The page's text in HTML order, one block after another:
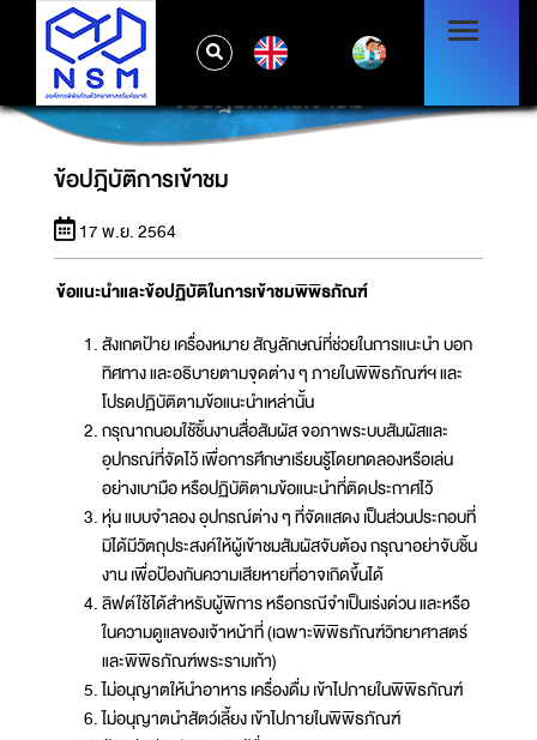
ข้อปฎิบัติการเข้าชม
ข้อปฎิบัติการเข้าชม
17 พ.ย. 2564
ข้อแนะนำและข้อปฏิบัติในการเข้าชมพิพิธภัณฑ์
สังเกตป้าย เครื่องหมาย สัญลักษณ์ที่ช่วยในการแนะนำ บอก
ทิศทาง และอธิบายตามจุดต่าง ๆ ภายในพิพิธภัณฑ์ฯ และ
โปรดปฏิบัติตามข้อแนะนำเหล่านั้น
กรุณาถนอมใช้ชิ้นงานสื่อสัมผัส จอภาพระบบสัมผัสและ
อุปกรณ์ที่จัดไว้ เพื่อการศึกษาเรียนรู้โดยทดลองหรือเล่น
อย่างเบามือ หรือปฏิบัติตามข้อแนะนำที่ติดประกาศไว้
หุ่น แบบจำลอง อุปกรณ์ต่าง ๆ ที่จัดแสดง เป็นส่วนประกอบที่
มิได้มีวัตถุประสงค์ให้ผู้เข้าชมสัมผัสจับต้อง กรุณาอย่าจับชิ้น
งาน เพื่อป้องกันความเสียหายที่อาจเกิดขึ้นได้
ลิฟต์ใช้ได้สำหรับผู้พิการ หรือกรณีจำเป็นเร่งด่วน และหรือ
ในความดูแลของเจ้าหน้าที่ (เฉพาะพิพิธภัณฑ์วิทยาศาสตร์
และพิพิธภัณฑ์พระรามเก้า)
ไม่อนุญาตให้นำอาหาร เครื่องดื่ม เข้าไปภายในพิพิธภัณฑ์
ไม่อนุญาตนำสัตว์เลี้ยง เข้าไปภายในพิพิธภัณฑ์